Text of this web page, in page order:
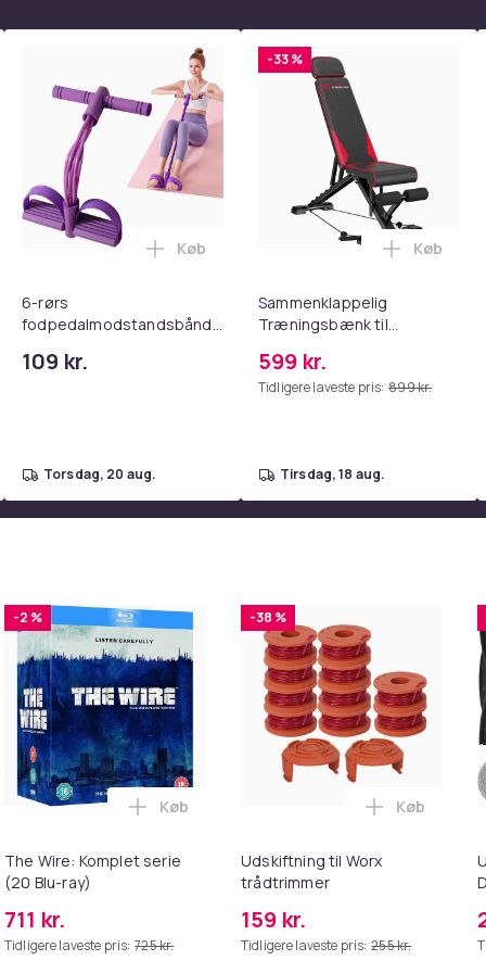
DVD
89d6c7d4-3cc9-5e7d-9643-ea1af5c0ea6e
- Mave- og coretræning, yoga og
Beauty Vanity Namira - make up spejl med belysning -
6-rørs
fodpedalmodstandsbånd
coretræning, yoga og
109 kr.
Læg 6-rørs fodpedalmodstandsbånd
Køb
torsdag, 20 aug.
-33 %
Sammenklappelig
Træningsbænk til
Ryg & Sæde, 300 kg
Belastning
599 kr.
Tidligere laveste pris: 899 kr.
Læg
Køb
tirsdag, 18 aug.
i kurven
Of Us: Sæson 1 (4 DVD) i kurven
-2 %
The Wire: Komplet serie
(20 Blu-ray)
711 kr.
Tidligere laveste pris: 725 kr.
Læg The Wire: Komplet serie (20 Blu-ray) i
Køb
-38 %
Udskiftning til Worx
trådtrimmer
159 kr.
Tidligere laveste pris: 255 kr.
Læg
Køb